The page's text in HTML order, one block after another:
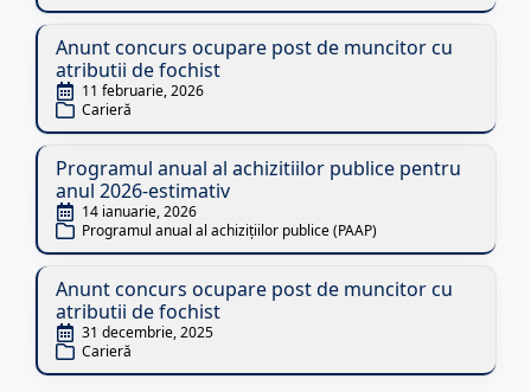
Anunt concurs ocupare post de muncitor cu
atributii de fochist
11 februarie, 2026
Carieră
Programul anual al achizitiilor publice pentru
anul 2026-estimativ
14 ianuarie, 2026
Programul anual al achizițiilor publice (PAAP)
Anunt concurs ocupare post de muncitor cu
atributii de fochist
31 decembrie, 2025
Carieră